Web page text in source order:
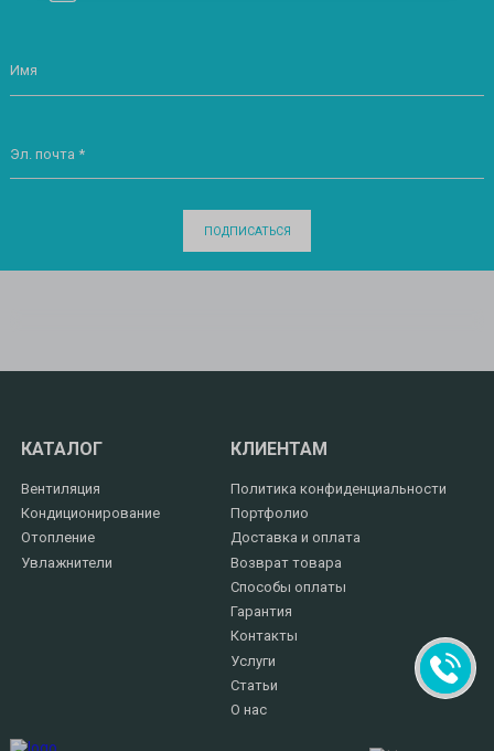
Имя
Эл. почта *
ПОДПИСАТЬСЯ
КАТАЛОГ
Вентиляция
Кондиционирование
Отопление
Увлажнители
КЛИЕНТАМ
Политика конфиденциальности
Портфолио
Доставка и оплата
Возврат товара
Способы оплаты
Гарантия
Контакты
Услуги
Статьи
О нас